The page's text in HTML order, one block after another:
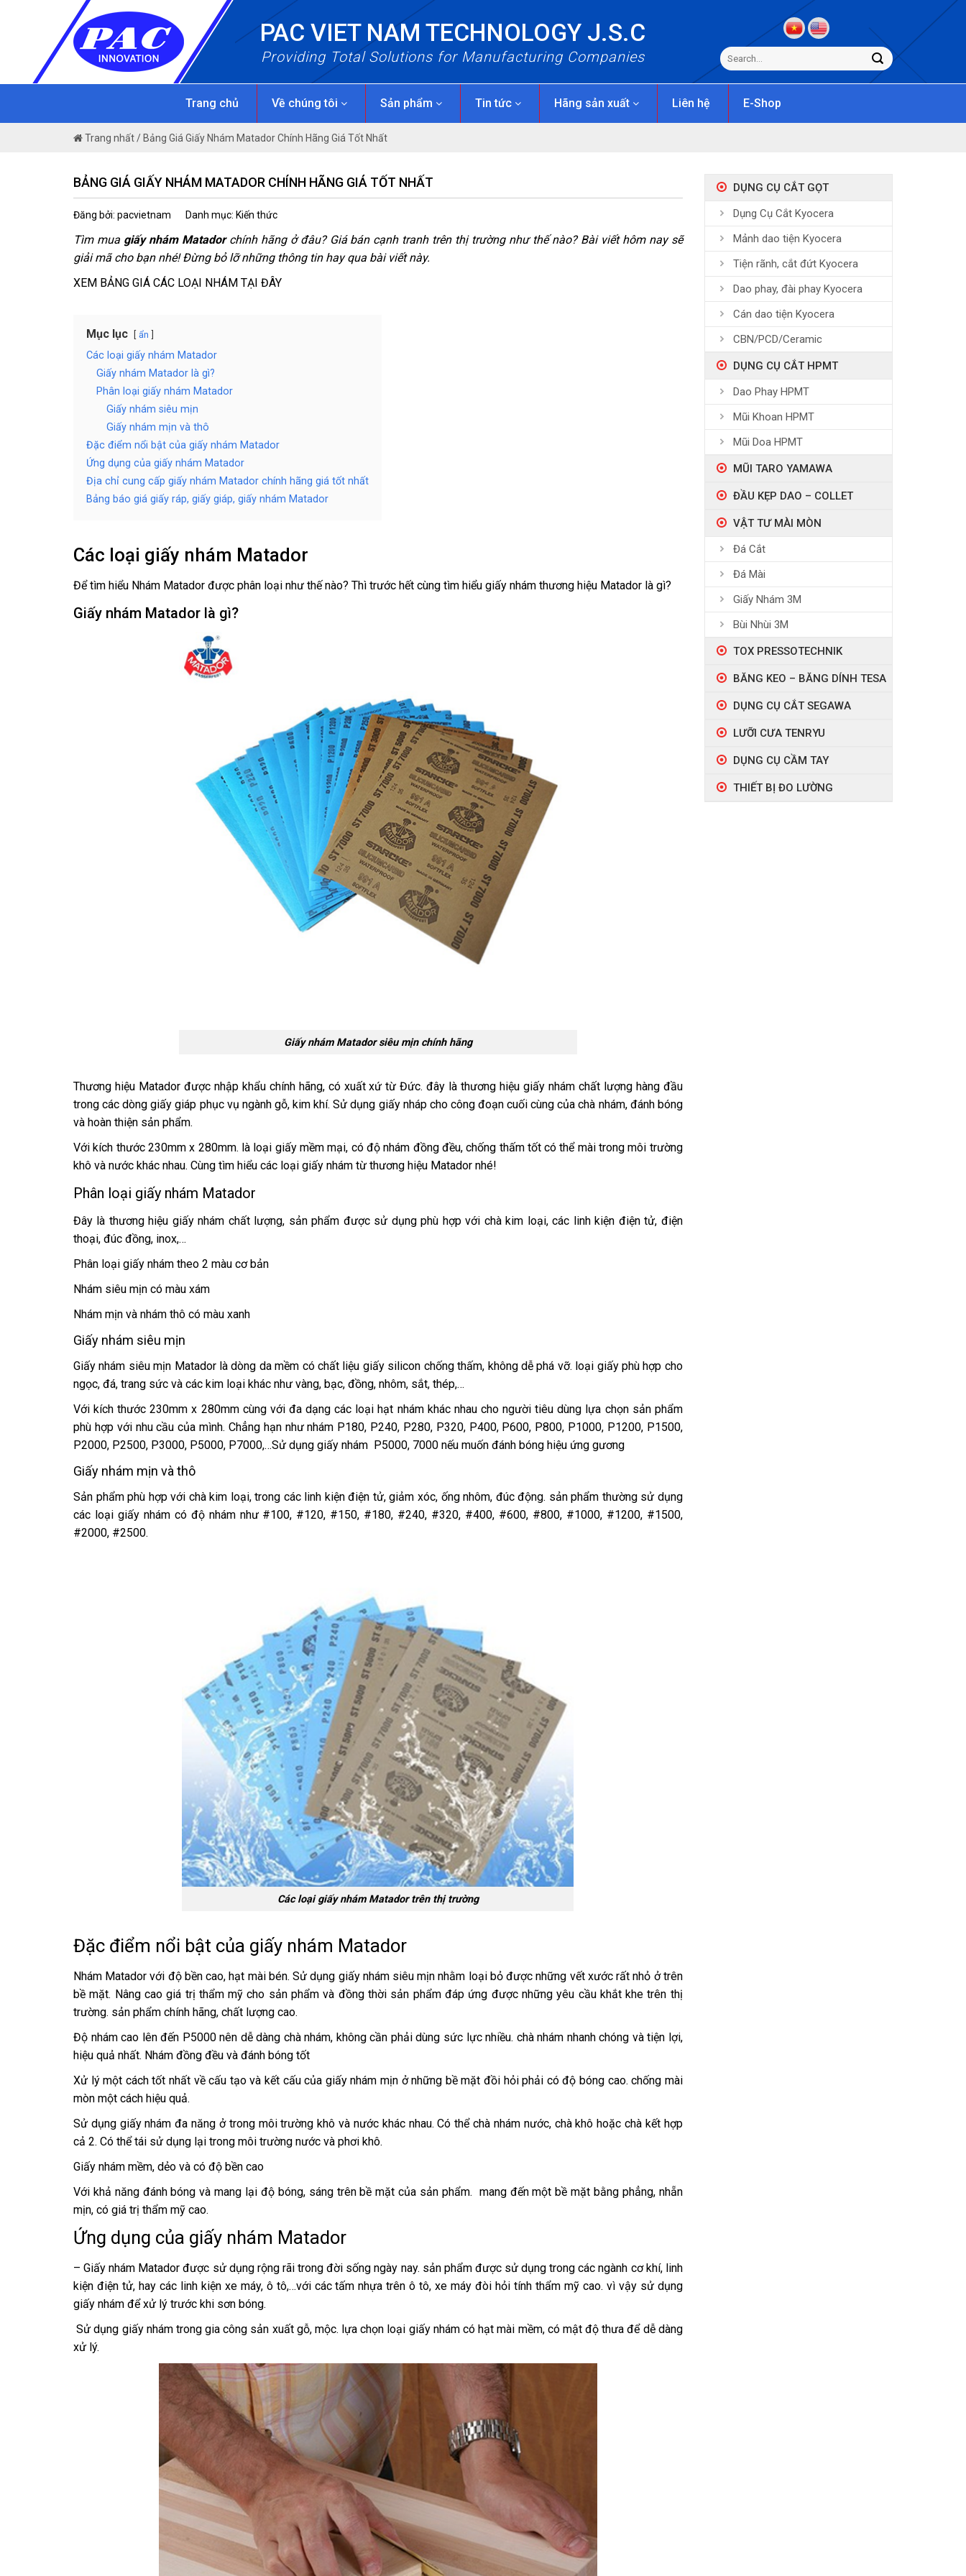
PAC VIET NAM TECHNOLOGY J.S.C
Providing Total Solutions for Manufacturing Companies
Trang chủ Về chúng tôi Sản phẩm Tin tức Hãng sản xuất Liên hệ E-Shop
Trang nhất/ Bảng Giá Giấy Nhám Matador Chính Hãng Giá Tốt Nhất
BẢNG GIÁ GIẤY NHÁM MATADOR CHÍNH HÃNG GIÁ TỐT NHẤT
Đăng bởi: pacvietnam Danh mục: Kiến thức
Tìm mua giấy nhám Matadorchính hãng ở đâu? Giá bán cạnh tranh trên thị trường như thế nào? Bài viết hôm nay sẽ
giải mã cho bạn nhé! Đừng bỏ lỡ những thông tin hay qua bài viết này.
XEM BẢNG GIÁ CÁC LOẠI NHÁM TẠI ĐÂY
Mục lục ẩn
Các loại giấy nhám Matador
Giấy nhám Matador là gì?
Phân loại giấy nhám Matador
Giấy nhám siêu mịn
Giấy nhám mịn và thô
Đặc điểm nổi bật của giấy nhám Matador
Ứng dụng của giấy nhám Matador
Địa chỉ cung cấp giấy nhám Matador chính hãng giá tốt nhất
Bảng báo giá giấy ráp, giấy giáp, giấy nhám Matador
Các loại giấy nhám Matador
Để tìm hiểu Nhám Matador được phân loại như thế nào? Thì trước hết cùng tìm hiểu giấy nhám thương hiệu Matador là gì?
Giấy nhám Matador là gì?
Giấy nhám Matador siêu mịn chính hãng
Thương hiệu Matador được nhập khẩu chính hãng, có xuất xứ từ Đức. đây là thương hiệu giấy nhám chất lượng hàng đầu
trong các dòng giấy giáp phục vụ ngành gỗ, kim khí. Sử dụng giấy nháp cho công đoạn cuối cùng của chà nhám, đánh bóng
và hoàn thiện sản phẩm.
Với kích thước 230mm x 280mm. là loại giấy mềm mại, có độ nhám đồng đều, chống thấm tốt có thể mài trong môi trường
khô và nước khác nhau. Cùng tìm hiểu các loại giấy nhám từ thương hiệu Matador nhé!
Phân loại giấy nhám Matador
Đây là thương hiệu giấy nhám chất lượng, sản phẩm được sử dụng phù hợp với chà kim loại, các linh kiện điện tử, điện
thoại, đúc đồng, inox,…
Phân loại giấy nhám theo 2 màu cơ bản
Nhám siêu mịn có màu xám
Nhám mịn và nhám thô có màu xanh
Giấy nhám siêu mịn
Giấy nhám siêu mịn Matador là dòng da mềm có chất liệu giấy silicon chống thấm, không dễ phá vỡ. loại giấy phù hợp cho
ngọc, đá, trang sức và các kim loại khác như vàng, bạc, đồng, nhôm, sắt, thép,…
Với kích thước 230mm x 280mm cùng với đa dạng các loại hạt nhám khác nhau cho người tiêu dùng lựa chọn sản phẩm
phù hợp với nhu cầu của mình. Chẳng hạn như nhám P180, P240, P280, P320, P400, P600, P800, P1000, P1200, P1500,
P2000, P2500, P3000, P5000, P7000,…Sử dụng giấy nhám P5000, 7000 nếu muốn đánh bóng hiệu ứng gương
Giấy nhám mịn và thô
Sản phẩm phù hợp với chà kim loại, trong các linh kiện điện tử, giảm xóc, ống nhôm, đúc động. sản phẩm thường sử dụng
các loại giấy nhám có độ nhám như #100, #120, #150, #180, #240, #320, #400, #600, #800, #1000, #1200, #1500,
#2000, #2500.
Các loại giấy nhám Matador trên thị trường
Đặc điểm nổi bật của giấy nhám Matador
Nhám Matador với độ bền cao, hạt mài bén. Sử dụng giấy nhám siêu mịn nhằm loại bỏ được những vết xước rất nhỏ ở trên
bề mặt. Nâng cao giá trị thẩm mỹ cho sản phẩm và đồng thời sản phẩm đáp ứng được những yêu cầu khắt khe trên thị
trường. sản phẩm chính hãng, chất lượng cao.
Độ nhám cao lên đến P5000 nên dễ dàng chà nhám, không cần phải dùng sức lực nhiều. chà nhám nhanh chóng và tiện lợi,
hiệu quả nhất. Nhám đồng đều và đánh bóng tốt
Xử lý một cách tốt nhất về cấu tạo và kết cấu của giấy nhám mịn ở những bề mặt đồi hỏi phải có độ bóng cao. chống mài
mòn một cách hiệu quả.
Sử dụng giấy nhám đa năng ở trong môi trường khô và nước khác nhau. Có thể chà nhám nước, chà khô hoặc chà kết hợp
cả 2. Có thể tái sử dụng lại trong môi trường nước và phơi khô.
Giấy nhám mềm, dẻo và có độ bền cao
Với khả năng đánh bóng và mang lại độ bóng, sáng trên bề mặt của sản phẩm. mang đến một bề mặt bằng phẳng, nhẵn
mịn, có giá trị thẩm mỹ cao.
Ứng dụng của giấy nhám Matador
– Giấy nhám Matador được sử dụng rộng rãi trong đời sống ngày nay. sản phẩm được sử dụng trong các ngành cơ khí, linh
kiện điện tử, hay các linh kiện xe máy, ô tô,…với các tấm nhựa trên ô tô, xe máy đòi hỏi tính thẩm mỹ cao. vì vậy sử dụng
giấy nhám để xử lý trước khi sơn bóng.
Sử dụng giấy nhám trong gia công sản xuất gỗ, mộc. lựa chọn loại giấy nhám có hạt mài mềm, có mật độ thưa để dễ dàng
xử lý.
DỤNG CỤ CẮT GỌT
Dụng Cụ Cắt Kyocera
Mảnh dao tiện Kyocera
Tiện rãnh, cắt đứt Kyocera
Dao phay, đài phay Kyocera
Cán dao tiện Kyocera
CBN/PCD/Ceramic
DỤNG CỤ CẮT HPMT
Dao Phay HPMT
Mũi Khoan HPMT
Mũi Doa HPMT
MŨI TARO YAMAWA
ĐẦU KẸP DAO – COLLET
VẬT TƯ MÀI MÒN
Đá Cắt
Đá Mài
Giấy Nhám 3M
Bùi Nhùi 3M
TOX PRESSOTECHNIK
BĂNG KEO – BĂNG DÍNH TESA
DỤNG CỤ CẮT SEGAWA
LƯỠI CƯA TENRYU
DỤNG CỤ CẦM TAY
THIẾT BỊ ĐO LƯỜNG